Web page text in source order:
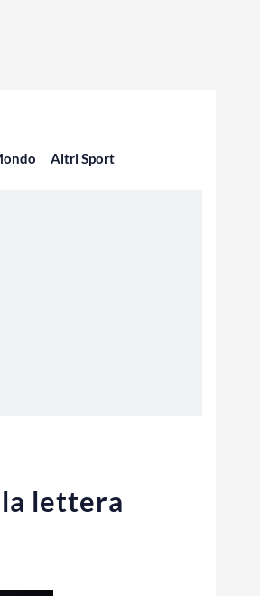
Altri Sport
lettera